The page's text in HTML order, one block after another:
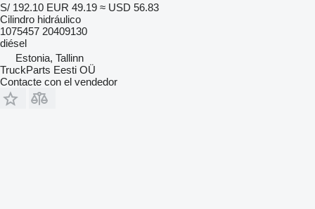
S/ 192.10 EUR 49.19 ≈ USD 56.83
Cilindro hidráulico
1075457 20409130
diésel
Estonia, Tallinn
TruckParts Eesti OÜ
Contacte con el vendedor